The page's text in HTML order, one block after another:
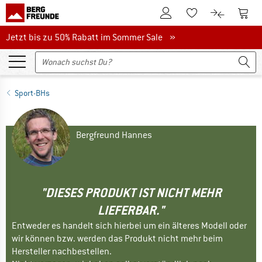
Zum KundenkontoZum Merkzettel.
Zum Zum
Jetzt bis zu 50% Rabatt im Sommer Sale
Jetzt bis zu 50% Rabatt im Sommer Sale »
Sport-BHs
Bergfreund Hannes
"DIESES PRODUKT IST NICHT MEHR
LIEFERBAR."
Entweder es handelt sich hierbei um ein älteres Modell oder
wir können bzw. werden das Produkt nicht mehr beim
Hersteller nachbestellen.